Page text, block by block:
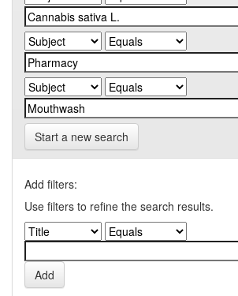
Start a new search
Add filters:
Use filters to refine the search results.